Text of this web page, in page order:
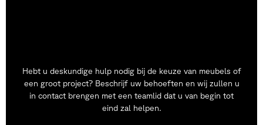
Hebt u deskundige hulp nodig bij de keuze van meubels of
een groot project? Beschrijf uw behoeften en wij zullen u
in contact brengen met een teamlid dat u van begin tot
eind zal helpen.